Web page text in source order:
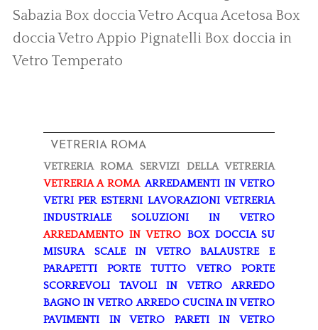
Sabazia Box doccia Vetro Acqua Acetosa Box
doccia Vetro Appio Pignatelli Box doccia in
Vetro Temperato
VETRERIA ROMA
VETRERIA ROMA SERVIZI DELLA VETRERIA
VETRERIA A ROMA ARREDAMENTI IN VETRO
VETRI PER ESTERNI LAVORAZIONI VETRERIA
INDUSTRIALE
SOLUZIONI IN VETRO
ARREDAMENTO IN VETRO BOX DOCCIA SU
MISURA
SCALE IN VETRO
BALAUSTRE E
PARAPETTI
PORTE TUTTO VETRO
PORTE
SCORREVOLI
TAVOLI IN VETRO
ARREDO
BAGNO IN VETRO ARREDO CUCINA IN VETRO
PAVIMENTI IN VETRO
PARETI IN VETRO